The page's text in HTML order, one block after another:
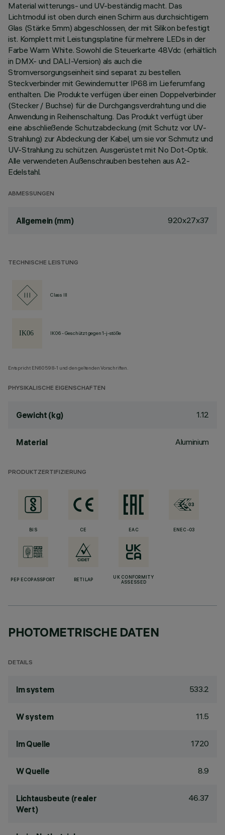
Material witterungs- und UV-beständig macht. Das
Lichtmodul ist oben durch einen Schirm aus durchsichtigem
Glas (Stärke 5mm) abgeschlossen, der mit Silikon befestigt
ist. Komplett mit Leistungsplatine für mehrere LEDs in der
Farbe Warm White. Sowohl die Steuerkarte 48Vdc (erhältlich
in DMX- und DALI-Version) als auch die
Stromversorgungseinheit sind separat zu bestellen.
Steckverbinder mit Gewindemutter IP68 im Lieferumfang
enthalten. Die Produkte verfügen über einen Doppelverbinder
(Stecker / Buchse) für die Durchgangsverdrahtung und die
Anwendung in Reihenschaltung. Das Produkt verfügt über
eine abschließende Schutzabdeckung (mit Schutz vor UV-
Strahlung) zur Abdeckung der Kabel, um sie vor Schmutz und
UV-Strahlung zu schützen. Ausgerüstet mit No Dot-Optik.
Alle verwendeten Außenschrauben bestehen aus A2-
Edelstahl.
ABMESSUNGEN
Allgemein (mm) 920x27x37
TECHNISCHE LEISTUNG
Class III
IK06 - Geschützt gegen 1-j-stöße
Entspricht EN60598-1 und den geltenden Vorschriften.
PHYSIKALISCHE EIGENSCHAFTEN
Gewicht (kg) 1.12
Material Aluminium
PRODUKTZERTIFIZIERUNG
BIS CE EAC ENEC-03
PEP ECOPASSPORT RETILAP
UK CONFORMITY
ASSESSED
PHOTOMETRISCHE DATEN
DETAILS
lm system 533.2
W system 11.5
lm Quelle 1720
W Quelle 8.9
Lichtausbeute (realer
Wert)
46.37